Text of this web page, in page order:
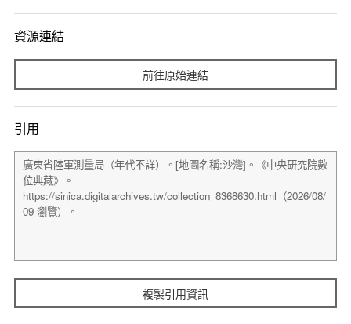
資源連結
前往原始連結
引用
複製引用資訊